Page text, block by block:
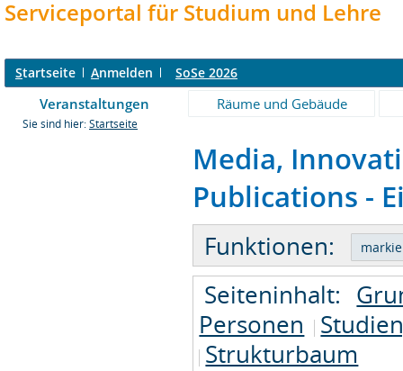
Serviceportal für Studium und Lehre
Startseite Anmelden SoSe 2026
Veranstaltungen Räume und Gebäude
Sie sind hier: Startseite
Media,
Publications -
Funktionen:
Seiteninhalt:
Personen
Strukturbaum